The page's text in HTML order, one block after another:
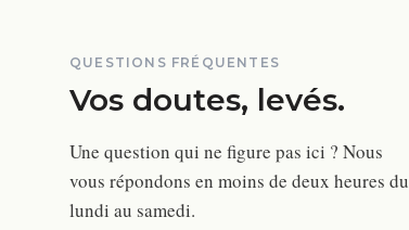
QUESTIONS FRÉQUENTES
Vos doutes, levés.
Une question qui ne figure pas ici ? Nous
vous répondons en moins de deux heures du
lundi au samedi.